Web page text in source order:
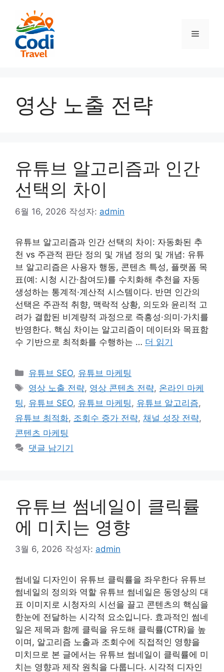
메
영상 노출 전략
유튜브 알고리즘과 인간
선택의 차이
6월 16, 2026 작성자: admin
유튜브 알고리즘과 인간 선택의 차이: 자동화된 추
천 vs 주관적 판단 정의 및 개념 정의 및 개념: 유튜
브 알고리즘은 사용자 행동, 콘텐츠 특성, 플랫폼 목
표(예: 시청 시간·참여도)를 수치화해 추천을 자동
생성하는 통계적·계산적 시스템이다. 반면 인간의
선택은 주관적 취향, 맥락적 상황, 의도와 윤리적 고
려가 결합된 비계량적 과정으로 즉흥성·의미·가치를
반영한다. 핵심 차이는 알고리즘이 데이터와 목표함
수 기반으로 최적화를 수행하는 … 더 읽기
카
테
고
리
유튜브 SEO, 유튜브 마케팅
태
그
영상 노출 전략, 영상 콘텐츠 전략, 온라인 마케
팅 , 유튜브 SEO, 유튜브 마케팅 , 유튜브 알고리즘,
유튜브 최적화, 조회수 증가 전략, 채널 성장 전략,
콘텐츠 마케팅
댓글 남기기
유튜브 썸네일이 클릭률
에 미치는 영향
3월 6, 2026 작성자: admin
썸네일 디자인이 유튜브 클릭률을 좌우한다 유튜브
썸네일의 정의와 역할 유튜브 썸네일은 동영상의 대
표 이미지로 시청자의 시선을 끌고 콘텐츠의 핵심을
한눈에 전달하는 시각적 요소입니다. 효과적인 썸네
일은 제목과 함께 클릭을 유도해 클릭률(CTR)을 높
이며, 알고리즘 노출과 조회수에 직접적인 영향을
미치므로 본 글에서는 유튜브 썸네일이 클릭률에 미
치는 영향과 제작 원칙을 다룹니다. 시각적 디자인